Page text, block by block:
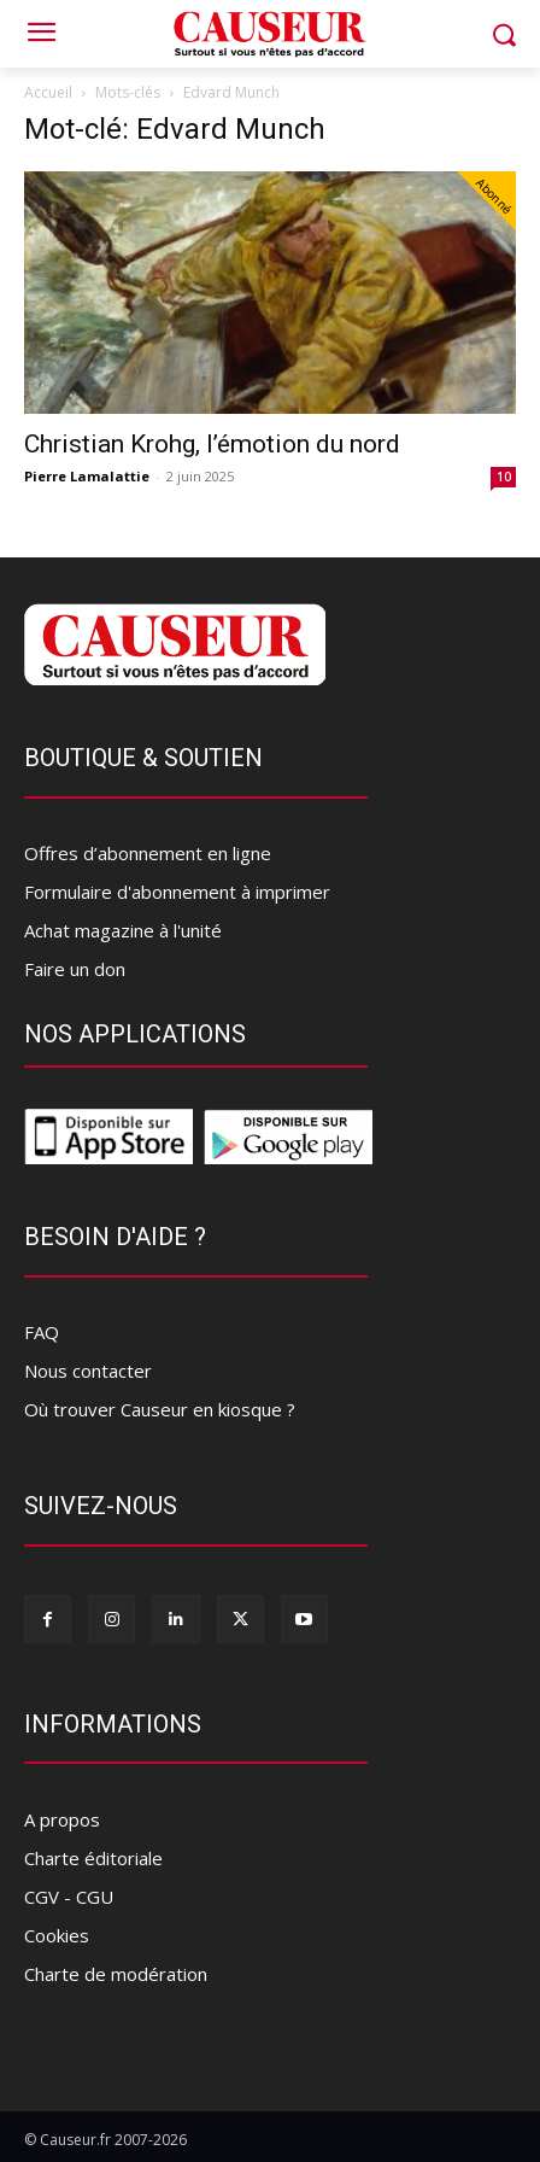
Accueil Mots-clés Edvard Munch
Mot-clé: Edvard Munch
Abonné
Christian Krohg, l’émotion du nord
Pierre Lamalattie - 2 juin 2025 10
BOUTIQUE & SOUTIEN
Offres d’abonnement en ligne
Formulaire d'abonnement à imprimer
Achat magazine à l'unité
Faire un don
NOS APPLICATIONS
BESOIN D'AIDE ?
FAQ
Nous contacter
Où trouver Causeur en kiosque ?
SUIVEZ-NOUS
INFORMATIONS
A propos
Charte éditoriale
CGV - CGU
Cookies
Charte de modération
© Causeur.fr 2007-2026